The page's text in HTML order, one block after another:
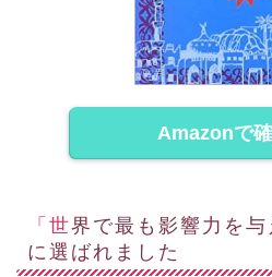
Amazonで
「世界で最も影響力を与えた女性１０人」
に選ばれました